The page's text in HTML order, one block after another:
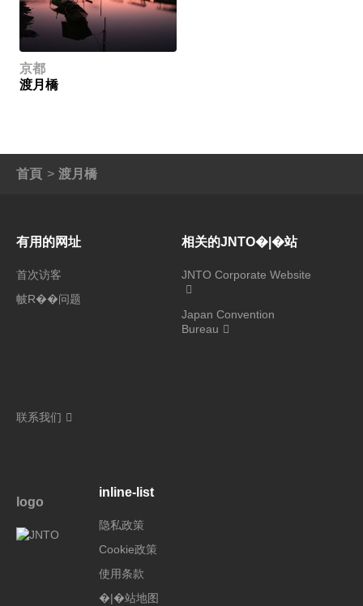
京都
渡月橋
首頁 渡月橋
有用的网址
首次访客
帔R��问题
相关的JNTO�|�站
JNTO Corporate Website
Japan Convention
Bureau
联系我们
logo
inline-list
隐私政策
Cookie政策
使用条款
�|�站地图